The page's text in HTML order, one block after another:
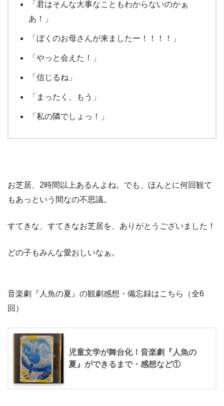
「君はそんな大事なこともわからないのかぁ
あ！」
「ぼくのお母さんが来ましたー！！！！」
「やっと会えた！」
「信じるね」
「まったく、もう」
「私の隣でしょっ！」
お芝居、2時間以上あるんよね。でも、ほんとに何回観て
もあっという間なの不思議。
すてきな、すてきなお芝居を、ありがとうございました！
どの子もみんな愛おしいなぁ。
音楽劇『人魚の夏』の観劇感想・備忘録はこちら（全6
回）
児童文学が舞台化！音楽劇『人魚の
夏』ができるまで・感想など①